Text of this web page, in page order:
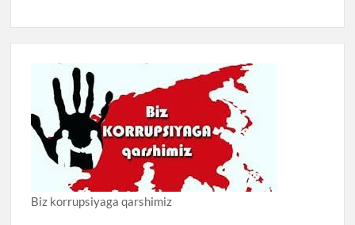
Biz korrupsiyaga qarshimiz